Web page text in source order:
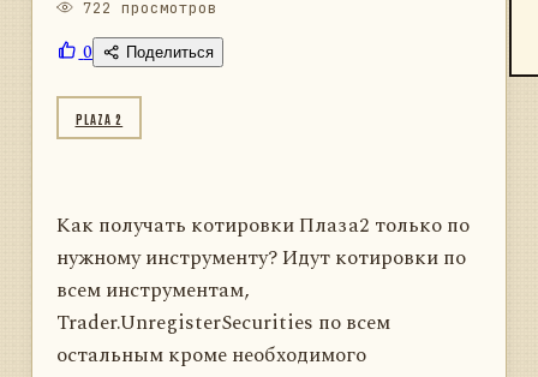
722 просмотров
0 Поделиться
PLAZA 2
Как получать котировки Плаза2 только по
нужному инструменту? Идут котировки по
всем инструментам,
Trader.UnregisterSecurities по всем
остальным кроме необходимого